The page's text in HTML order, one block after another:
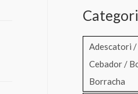
c
Adescatori
Cebador /
Borracha